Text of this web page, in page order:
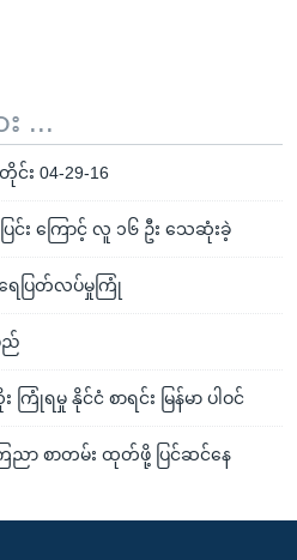
...
း 04-29-16
င်း ကြောင့် လူ ၁၆ ဦး သေဆုံးခဲ့
ေပြတ်လပ်မှုကြုံ
ည်
ရမှု နိုင်ငံ စာရင်း မြန်မာ ပါဝင်
ေညာ စာတမ်း ထုတ်ဖို့ ပြင်ဆင်နေ